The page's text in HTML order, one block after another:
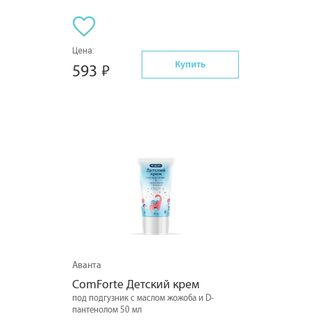
Цена:
593 Купить
Аванта
ComForte Детский крем
под подгузник с маслом жожоба и D-
пантенолом 50 мл